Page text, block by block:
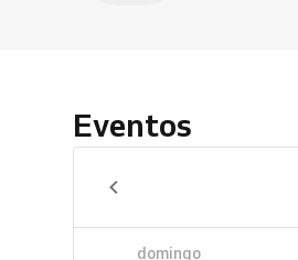
Eventos
domingo